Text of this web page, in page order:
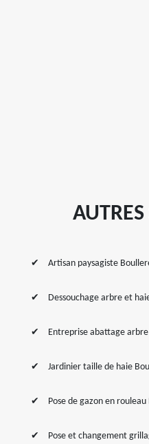
AUTRES
Artisan paysagiste
Dessouchage arbre et
Entreprise abattage
Jardinier taille de haie
Pose de gazon en
Pose et changement